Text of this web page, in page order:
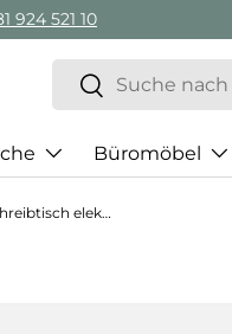
924 521 10
Suchen
Suchen
Büromöbel
XDKB 19 W | 180x80 | Schreibtisch elektrisch höhenverstellbar